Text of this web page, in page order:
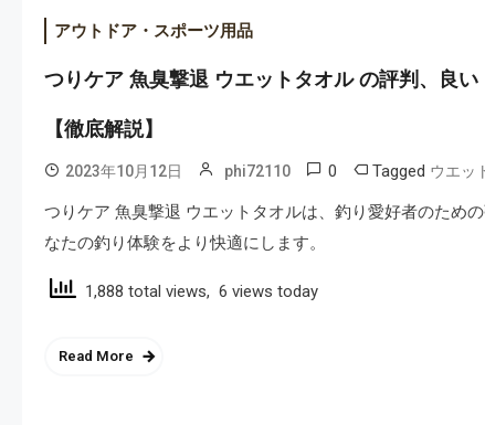
アウトドア・スポーツ用品
つりケア 魚臭撃退 ウエットタオル の評判、良
【徹底解説】
2023年10月12日 phi72110 0 Tagged ウエッ
つりケア 魚臭撃退 ウエットタオルは、釣り愛好者のため
なたの釣り体験をより快適にします。
1,888 total views, 6 views today
Read More